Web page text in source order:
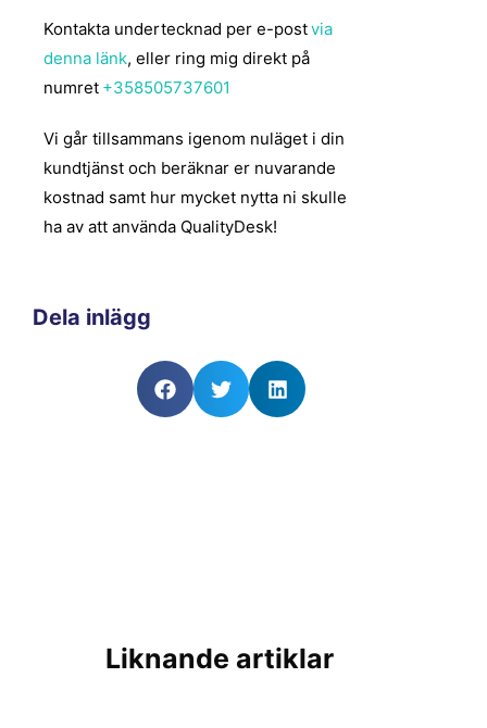
Kontakta undertecknad per e-postvia
denna länk, eller ring mig direkt på
numret +358505737601
Vi går tillsammans igenom nuläget i din
kundtjänst och beräknar er nuvarande
kostnad samt hur mycket nytta ni skulle
ha av att använda QualityDesk!
Dela inlägg
Liknande artiklar